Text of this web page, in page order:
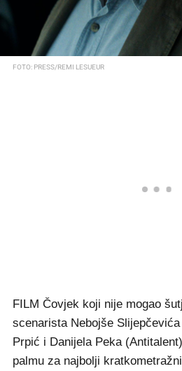
FOTO: PRESS/REMI LESUEUR
FILM Čovjek koji nije mogao
scenarista Nebojše
Prpić i Danijela Peka
palmu za najbolji